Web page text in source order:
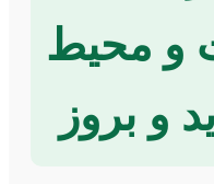
و محیط
و بروز